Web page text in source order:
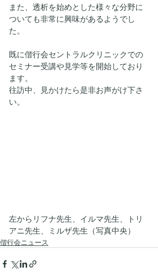
また、透析を始めとした様々な分野に
ついても非常に興味があるようでし
た。
既に偕行会セントラルクリニックでの
セミナー受講や見学等を開始しており
ます。
往訪中、見かけたら是非お声がけ下さ
い。
左からリフナ先生、イルマ先生、トリ
アニ先生、ミルザ先生（写真中央）
偕行会ニュース